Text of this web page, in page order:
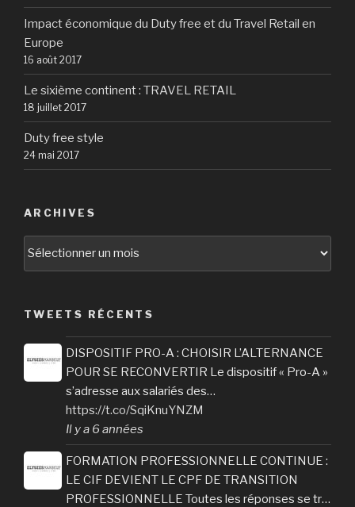
aux
Impact économique du Duty free et du Travel Retail en
Europe
16 août 2017
Le sixième continent : TRAVEL RETAIL
18 juillet 2017
Duty free style
24 mai 2017
ARCHIVES
Archives
TWEETS RÉCENTS
DISPOSITIF PRO-A : CHOISIR L’ALTERNANCE
POUR SE RECONVERTIR Le dispositif « Pro-A »
s’adresse aux salariés des…
https://t.co/SqiKnuYNZM
Il y a 6 années
FORMATION PROFESSIONNELLE CONTINUE :
LE CIF DEVIENT LE CPF DE TRANSITION
PROFESSIONNELLE Toutes les réponses se tr…